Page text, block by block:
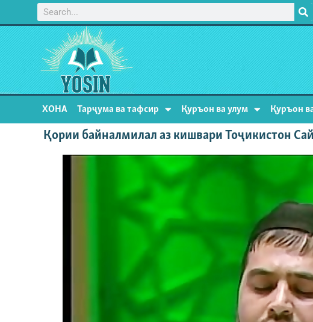
ХОНА Тарҷума ва тафсир Қуръон ва улум Қуръон
Қории байналмилал аз кишвари Тоҷикистон